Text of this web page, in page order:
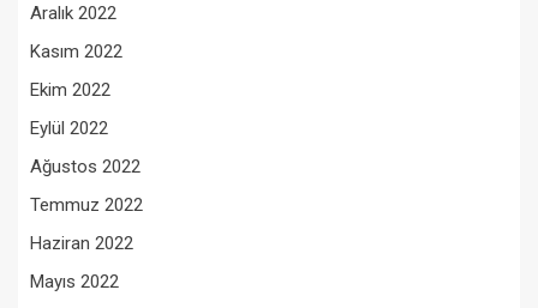
Aralık 2022
Kasım 2022
Ekim 2022
Eylül 2022
Ağustos 2022
Temmuz 2022
Haziran 2022
Mayıs 2022